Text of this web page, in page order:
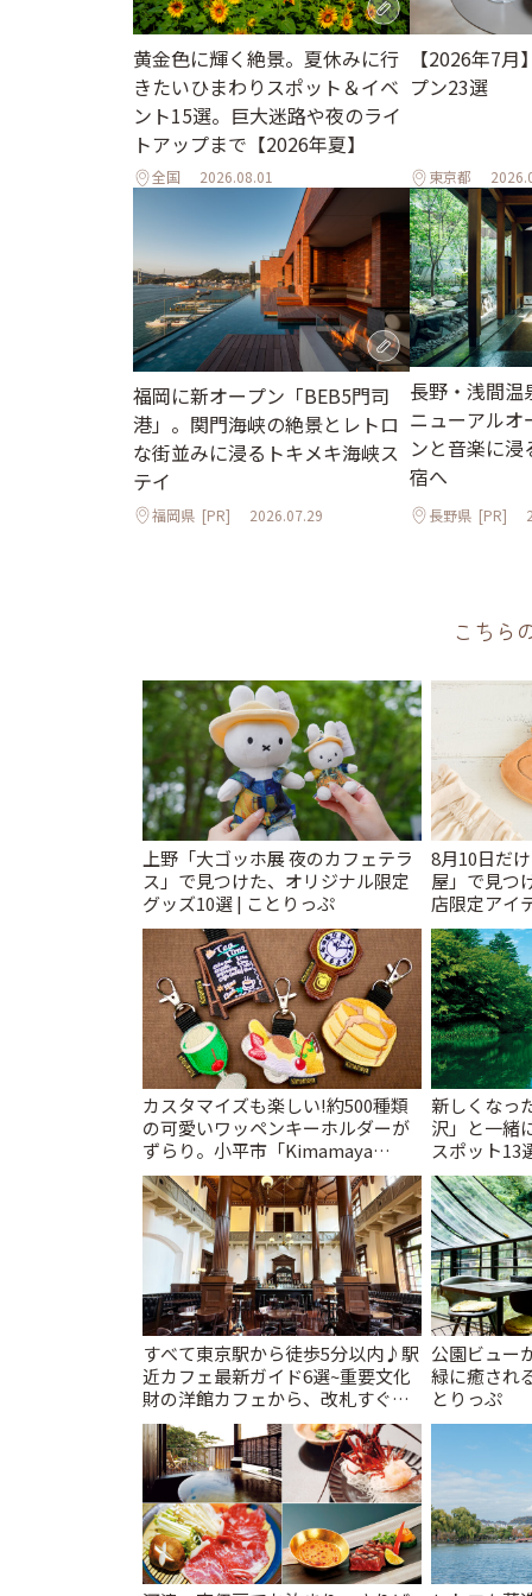
黄金色に輝く絶景。夏休みに行
きたいひまわりスポット＆イベ
ント15選。巨大迷路や夜のライ
トアップまで【2026年夏】
全国 2026.08.01
【2026年7
プン23選
東京都
福岡に新オープン「BEB5門司
港」。関門海峡の絶景とレトロ
な街並みに浸るトキメキ海峡ス
テイ
福岡県 [PR] 2026.07.29
長野・浅間温
ニューアルオ
ンと音楽に
宿へ
長野県 [PR]
こちら
上野「大ゴッホ展 夜のカフェテラ
ス」で見つけた、オリジナル限定
グッズ10選 | ことりっぷ
8月10日だ
屋」で見つ
店限定アイ
カスタマイズも楽しい!約500種類
の可愛いワッペンキーホルダーが
ずらり。小平市「Kimamaya
T&K」 | ことりっぷ
新しくなっ
沢」と一緒
スポット13
催中】 | こ
すべて東京駅から徒歩5分以内♪駅
近カフェ最新ガイド6選~重要文化
財の洋館カフェから、改札すぐの
レトロ喫茶まで~ | ことりっぷ
公園ビュー
緑に癒され
とりっぷ